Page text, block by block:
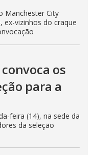
Manchester City
ex-vizinhos do craque
os
para a
feira (14), na sede da
da seleção